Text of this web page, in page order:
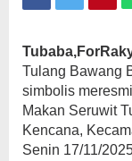
Tulang Bawang
simbolis
Makan Seruwit
Kencana,
Senin 17/11/